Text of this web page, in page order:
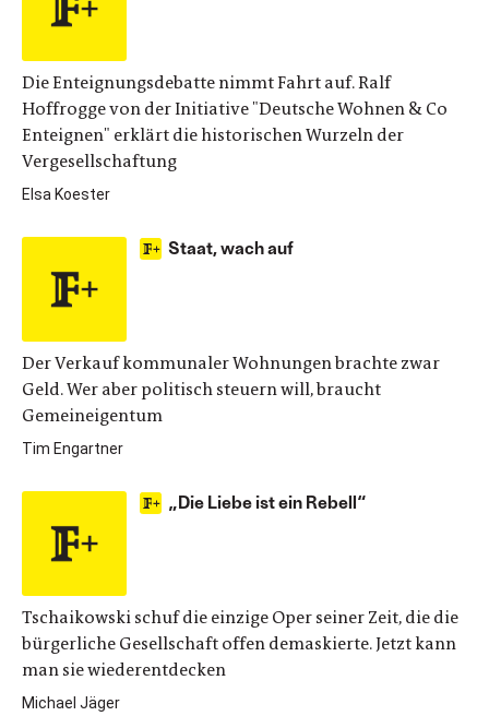
Die Enteignungsdebatte nimmt Fahrt auf. Ralf
Hoffrogge von der Initiative "Deutsche Wohnen & Co
Enteignen" erklärt die historischen Wurzeln der
Vergesellschaftung
Elsa Koester
Staat, wach auf
Der Verkauf kommunaler Wohnungen brachte zwar
Geld. Wer aber politisch steuern will, braucht
Gemeineigentum
Tim Engartner
„Die Liebe ist ein Rebell“
Tschaikowski schuf die einzige Oper seiner Zeit, die die
bürgerliche Gesellschaft offen demaskierte. Jetzt kann
man sie wiederentdecken
Michael Jäger